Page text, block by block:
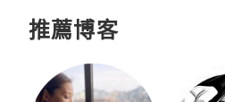
推薦博客